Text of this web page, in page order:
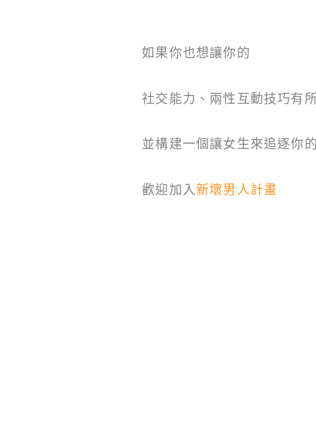
如果你也想讓你的
社交能力、兩性互動技巧有
並構建一個讓女生來追逐你
歡迎加入新壞男人計畫